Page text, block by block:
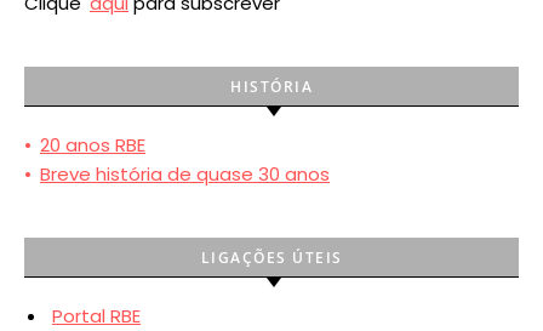
HISTÓRIA
• 20 anos RBE
• Breve história de quase 30 anos
LIGAÇÕES ÚTEIS
Portal RBE